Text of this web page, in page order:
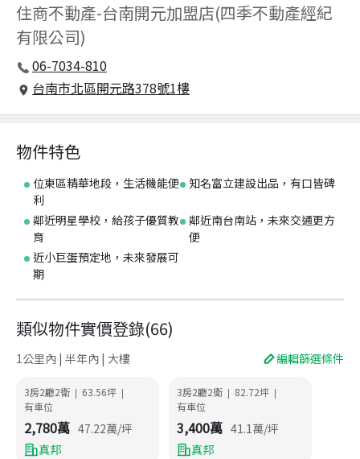
住商不動產-台南開元加盟店(四季不動產經紀
有限公司)
06-7034-810
台南市北區開元路378號1樓
物件特色
位東區精華地段，生活機能便
利
知名富立建設出品，有口皆碑
鄰近明星學校，給孩子優質教
育
鄰近南台南站，未來交通更方
便
近小巨蛋預定地，未來發展可
期
類似物件實價登錄(66)
1公里內 | 半年內 | 大樓 編輯篩選條件
3房2廳2衛 | 63.56坪 |
有車位
2,780萬 47.22萬/坪
真邦
3房2廳2衛 | 82.72坪 |
有車位
3,400萬 41.1萬/坪
真邦